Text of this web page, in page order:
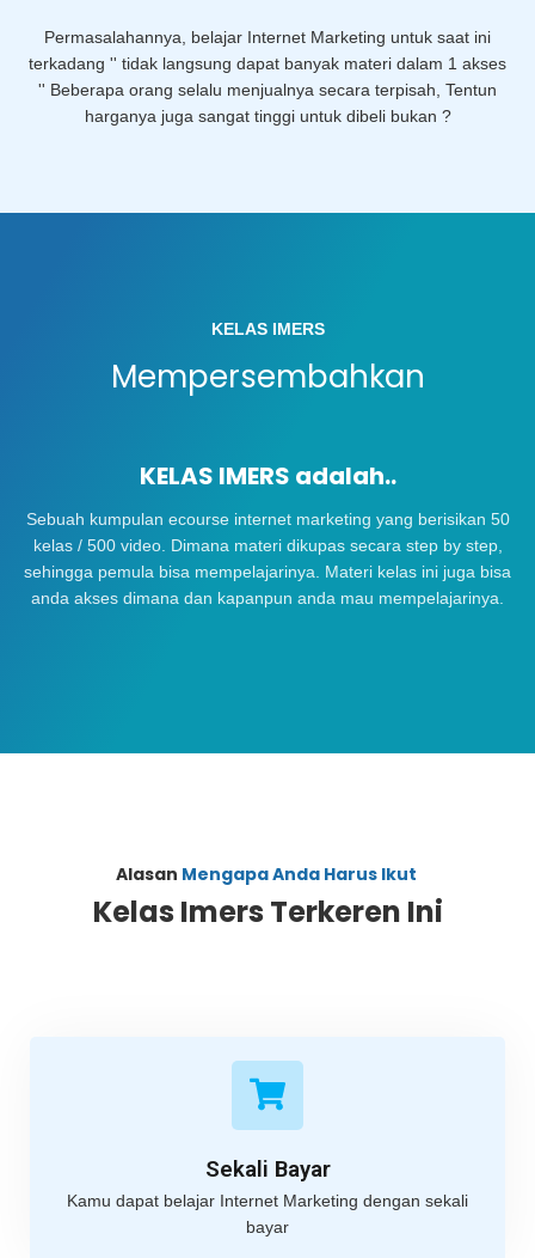
Permasalahannya, belajar Internet Marketing untuk saat ini
terkadang '' tidak langsung dapat banyak materi dalam 1 akses
'' Beberapa orang selalu menjualnya secara terpisah, Tentun
harganya juga sangat tinggi untuk dibeli bukan ?
KELAS IMERS
Mempersembahkan
KELAS IMERS adalah..
Sebuah kumpulan ecourse internet marketing yang berisikan 50
kelas / 500 video. Dimana materi dikupas secara step by step,
sehingga pemula bisa mempelajarinya. Materi kelas ini juga bisa
anda akses dimana dan kapanpun anda mau mempelajarinya.
Alasan Mengapa Anda Harus Ikut
Kelas Imers Terkeren Ini
Sekali Bayar
Kamu dapat belajar Internet Marketing dengan sekali
bayar